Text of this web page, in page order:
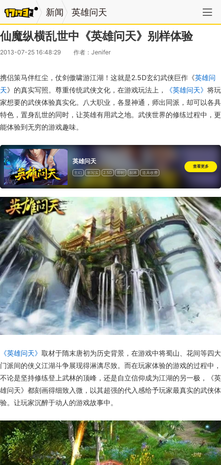
新闻 英雄问天
仙魔纵横乱世中《英雄问天》别样体验
2013-07-25 16:48:29 作者：Jenifer
携侣策马伴红尘，仗剑傲啸游江湖！这就是2.5D玄幻武侠巨作《英雄问
天》的真实写照。尊重传统武侠文化，在游戏玩法上， 《英雄问天》 将玩
家想要的武侠体验真实化。八大职业，各显神通，师出同派，却可以各具
特色，置身乱世的同时，让英雄有用武之地。武侠世界的修练过程中，更
能体验到无穷的游戏趣味。
英雄问天
玄幻 半写实 2.5D 即时 副本 道具收费
查看更多
《英雄问天》 取材于隋末唐初为历史背景，在游戏中将蜀山、花间等四大
门派间的侠义江湖斗争展现得淋漓尽致。而在玩家体验的游戏的过程中，
不论是坚持修练登上武林的顶峰，还是自立信仰成为江湖的另一极，《英
雄问天》都刻画得细致入微，以其超强的代入感给予玩家最真实的武侠体
验。让玩家沉醉于动人的游戏故事中。